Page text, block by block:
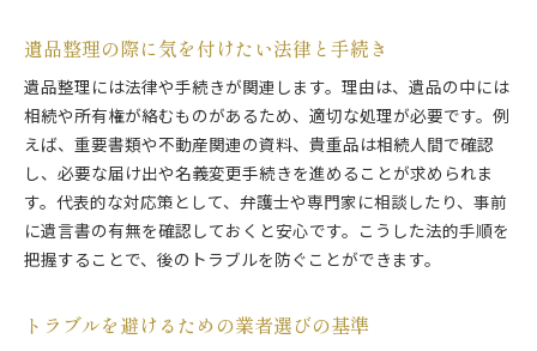
遺品整理の際に気を付けたい法律と手続き
遺品整理には法律や手続きが関連します。理由は、遺品の中には
相続や所有権が絡むものがあるため、適切な処理が必要です。例
えば、重要書類や不動産関連の資料、貴重品は相続人間で確認
し、必要な届け出や名義変更手続きを進めることが求められま
す。代表的な対応策として、弁護士や専門家に相談したり、事前
に遺言書の有無を確認しておくと安心です。こうした法的手順を
把握することで、後のトラブルを防ぐことができます。
トラブルを避けるための業者選びの基準